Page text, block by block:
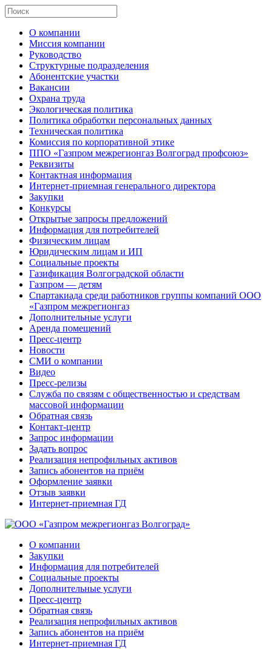
О компании
Миссия компании
Руководство
Структурные подразделения
Абонентские участки
Вакансии
Охрана труда
Экологическая политика
Политика обработки персональных данных
Техническая политика
Комиссия по корпоративной этике
ППО «Газпром межрегионгаз Волгоград профсоюз»
Реквизиты
Контактная информация
Интернет-приемная генерального директора
Закупки
Конкурсы
Открытые запросы предложений
Информация для потребителей
Физическим лицам
Юридическим лицам и ИП
Социальные проекты
Газификация Волгоградской области
Газпром — детям
Спартакиада среди работников группы компаний ООО
«Газпром межрегионгаз
Дополнительные услуги
Аренда помещений
Пресс-центр
Новости
СМИ о компании
Видео
Пресс-релизы
Служба по связям с общественностью и средствам
массовой информации
Обратная связь
Контакт-центр
Запрос информации
Задать вопрос
Реализация непрофильных активов
Запись абонентов на приём
Оформление заявки
Отзыв заявки
Интернет-приемная ГД
О компании
Закупки
Информация для потребителей
Социальные проекты
Дополнительные услуги
Пресс-центр
Обратная связь
Реализация непрофильных активов
Запись абонентов на приём
Интернет-приемная ГД